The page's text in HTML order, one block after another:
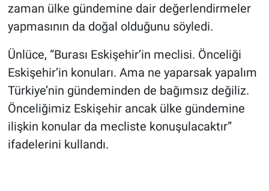
zaman ülke gündemine dair değerlendirmeler
yapmasının da doğal olduğunu söyledi.
Ünlüce, “Burası Eskişehir’in meclisi. Önceliği
Eskişehir’in konuları. Ama ne yaparsak yapalım
Türkiye’nin gündeminden de bağımsız değiliz.
Önceliğimiz Eskişehir ancak ülke gündemine
ilişkin konular da mecliste konuşulacaktır”
ifadelerini kullandı.